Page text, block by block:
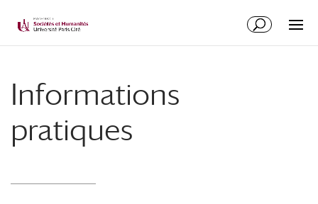
Informations
pratiques